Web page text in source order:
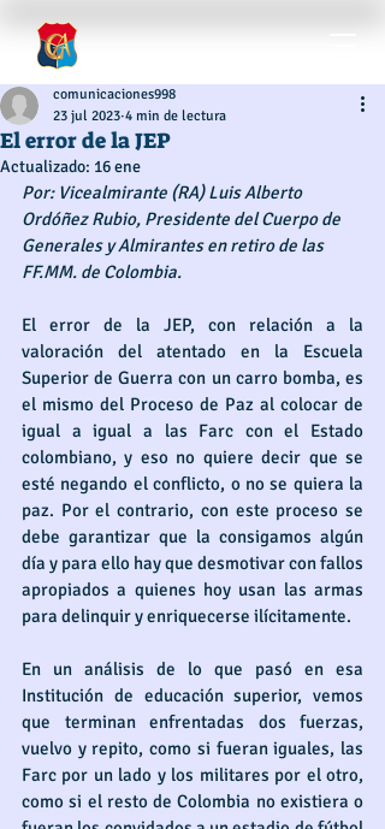
El error de la JEP
comunicaciones998
23 jul 2023 4 min de lectura
Actualizado: 16 ene
Por: Vicealmirante (RA) Luis Alberto
Ordóñez Rubio, Presidente del Cuerpo de
Generales y Almirantes en retiro de las
FF.MM. de Colombia.
El error de la JEP, con relación a la
valoración del atentado en la Escuela
Superior de Guerra con un carro bomba, es
el mismo del Proceso de Paz al colocar de
igual a igual a las Farc con el Estado
colombiano, y eso no quiere decir que se
esté negando el conflicto, o no se quiera la
paz. Por el contrario, con este proceso se
debe garantizar que la consigamos algún
día y para ello hay que desmotivar con fallos
apropiados a quienes hoy usan las armas
para delinquir y enriquecerse ilícitamente.
En un análisis de lo que pasó en esa
Institución de educación superior, vemos
que terminan enfrentadas dos fuerzas,
vuelvo y repito, como si fueran iguales, las
Farc por un lado y los militares por el otro,
como si el resto de Colombia no existiera o